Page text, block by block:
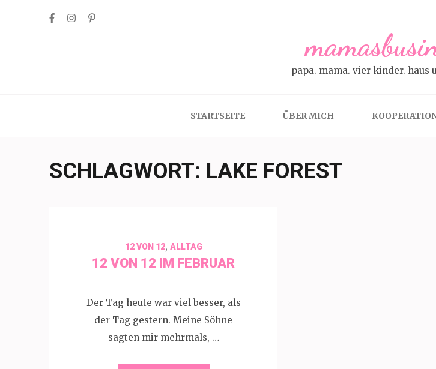
papa. mama. vier kinder. haus
STARTSEITE ÜBER MICH
SCHLAGWORT: LAKE FOREST
12 VON 12, ALLTAG
12 VON 12 IM FEBRUAR
Der Tag heute war viel besser, als
der Tag gestern. Meine Söhne
sagten mir mehrmals, …